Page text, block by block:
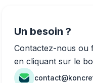
Un besoin ?
Contactez-nous ou
en cliquant sur le